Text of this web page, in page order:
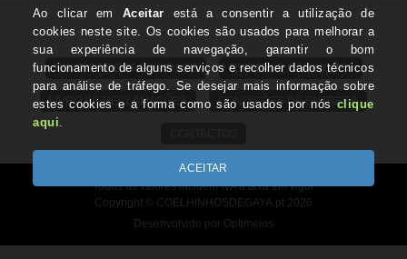
POLITICA DE PRIVACIDADE TERMOS E CONDIÇÕES
LIVRO DE RECLAMAÇÕES CONDIÇÕES DE ENTREGA
Todos os valores incluem IVA à taxa em vigor
Copyright © COELHINHOSDEGAYA.pt 2026
Desenvolvido por Optimeios